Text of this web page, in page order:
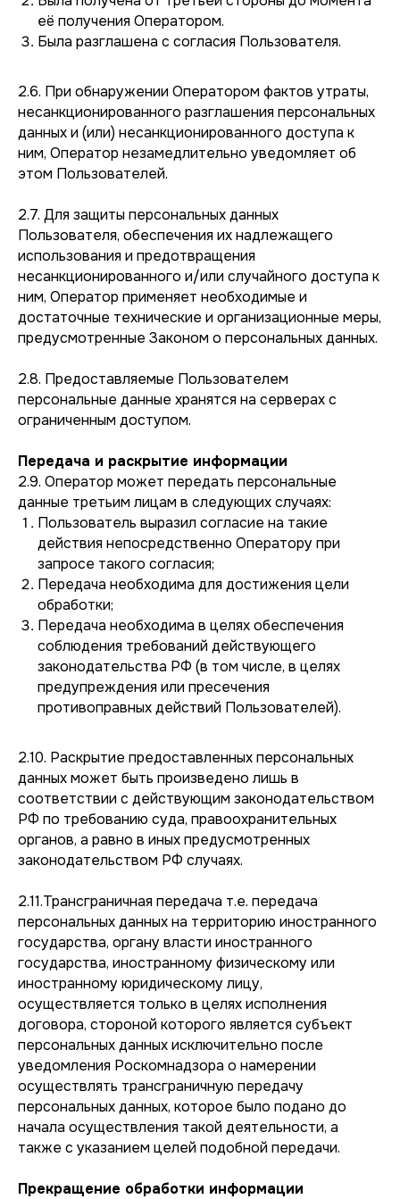
её получения Оператором.
Была разглашена с согласия Пользователя.
2.6. При обнаружении Оператором фактов утраты,
несанкционированного разглашения персональных
данных и (или) несанкционированного доступа к
ним, Оператор незамедлительно уведомляет об
этом Пользователей.
2.7. Для защиты персональных данных
Пользователя, обеспечения их надлежащего
использования и предотвращения
несанкционированного и/или случайного доступа к
ним, Оператор применяет необходимые и
достаточные технические и организационные меры,
предусмотренные Законом о персональных данных.
2.8. Предоставляемые Пользователем
персональные данные хранятся на серверах с
ограниченным доступом.
Передача и раскрытие информации
2.9. Оператор может передать персональные
данные третьим лицам в следующих случаях:
Пользователь выразил согласие на такие
действия непосредственно Оператору при
запросе такого согласия;
Передача необходима для достижения цели
обработки;
Передача необходима в целях обеспечения
соблюдения требований действующего
законодательства РФ (в том числе, в целях
предупреждения или пресечения
противоправных действий Пользователей).
2.10. Раскрытие предоставленных персональных
данных может быть произведено лишь в
соответствии с действующим законодательством
РФ по требованию суда, правоохранительных
органов, а равно в иных предусмотренных
законодательством РФ случаях.
2.11.Трансграничная передача т.е. передача
персональных данных на территорию иностранного
государства, органу власти иностранного
государства, иностранному физическому или
иностранному юридическому лицу,
осуществляется только в целях исполнения
договора, стороной которого является субъект
персональных данных исключительно после
уведомления Роскомнадзора о намерении
осуществлять трансграничную передачу
персональных данных, которое было подано до
начала осуществления такой деятельности, а
также с указанием целей подобной передачи.
Прекращение обработки информации